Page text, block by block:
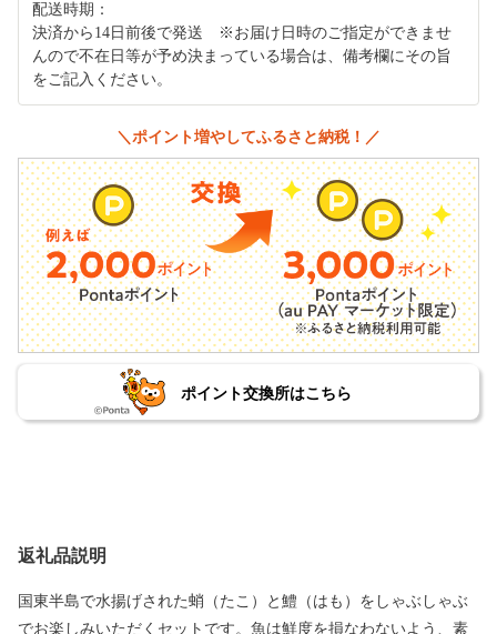
配送時期：
決済から14日前後で発送 ※お届け日時のご指定ができませ
んので不在日等が予め決まっている場合は、備考欄にその旨
をご記入ください。
＼ポイント増やしてふるさと納税！／
ポイント交換所はこちら
返礼品説明
国東半島で水揚げされた蛸（たこ）と鱧（はも）をしゃぶしゃぶ
でお楽しみいただくセットです。魚は鮮度を損なわないよう、素